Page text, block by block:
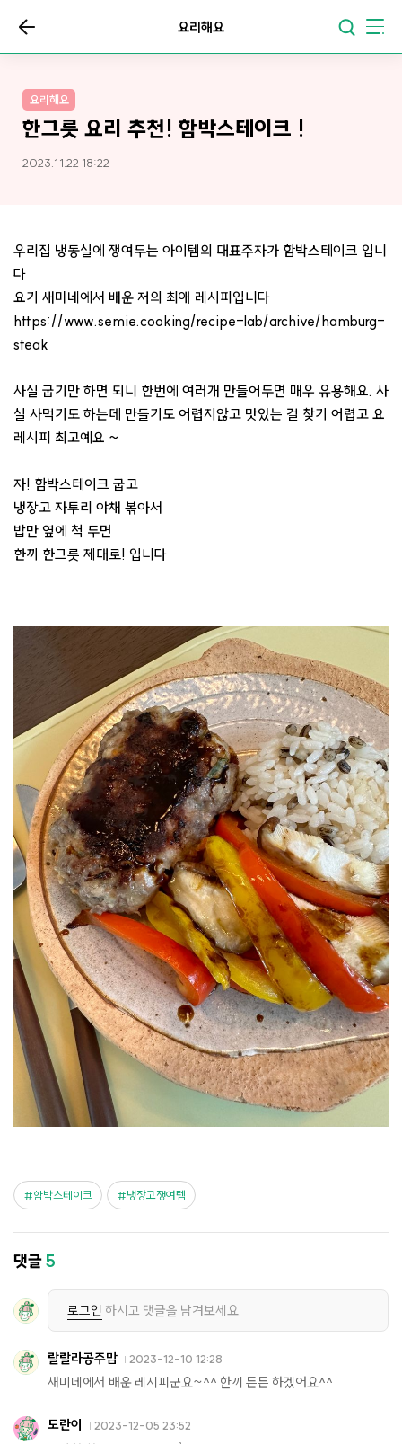
요리해요
요리해요
한그릇 요리 추천! 함박스테이크 !
2023.11.22 18:22
우리집 냉동실에 쟁여두는 아이템의 대표주자가 함박스테이크 입니
다
요기 새미네에서 배운 저의 최애 레시피입니다
https://www.semie.cooking/recipe-lab/archive/hamburg-
steak
사실 굽기만 하면 되니 한번에 여러개 만들어두면 매우 유용해요. 사
실 사먹기도 하는데 만들기도 어렵지않고 맛있는 걸 찾기 어렵고 요
레시피 최고예요 ~
자! 함박스테이크 굽고
냉장고 자투리 야채 볶아서
밥만 옆에 척 두면
한끼 한그릇 제대로! 입니다
함박스테이크 냉장고쟁여템
댓글5
로그인 하시고 댓글을 남겨보세요.
랄랄라공주맘 2023-12-10 12:28
새미네에서 배운 레시피군요~^^ 한끼 든든 하겠어요^^
도란이 2023-12-05 23:52